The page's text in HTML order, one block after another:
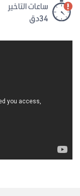
ساعات التاخير
34دق